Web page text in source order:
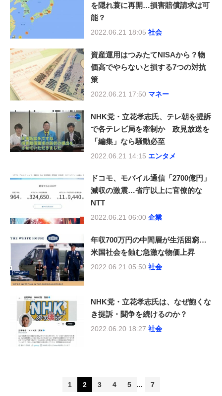
を隠れ蓑に再開…損害賠償請求は可
能？
2022.06.21 18:05 社会
資産運用はつみたてNISAから？物
価高でやらないと損する7つの対抗
策
2022.06.21 17:50 マネー
NHK党・立花孝志氏、テレ朝を提訴
で各テレビ局を牽制か 政見放送を
「編集」なら騒動必至
2022.06.21 14:15 エンタメ
ドコモ、モバイル通信「2700億円」
減収の激震…省庁以上に官僚的な
NTT
2022.06.21 06:00 企業
年収700万円の中間層が生活困窮…
米国社会を蝕む急激な物価上昇
2022.06.21 05:50 社会
NHK党・立花孝志氏は、なぜ飽くな
き提訴・闘争を続けるのか？
2022.06.20 18:27 社会
1 2 3 4 5 7